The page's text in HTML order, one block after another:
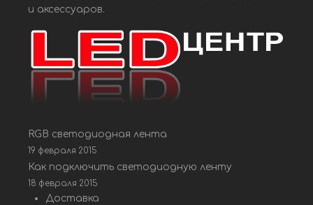
и аксессуаров.
RGB светодиодная лента
19 февраля 2015
Как подключить светодиодную ленту
18 февраля 2015
Доставка